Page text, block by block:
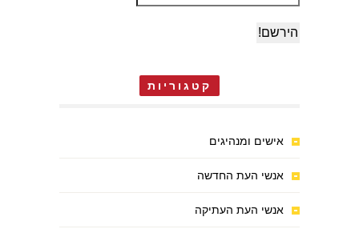
קטגוריות
אישים ומנהיגים
אנשי העת החדשה
אנשי העת העתיקה